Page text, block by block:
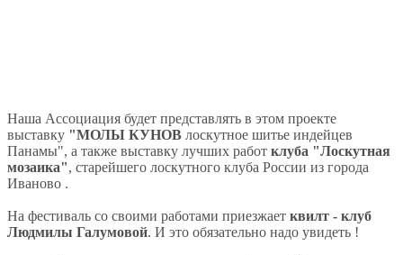
Наша Ассоциация будет представлять в этом проекте
выставку "МОЛЫ КУНОВ лоскутное шитье индейцев
Панамы", а также выставку лучших работ клуба "Лоскутная
мозаика", старейшего лоскутного клуба России из города
Иваново .
На фестиваль со своими работами приезжает квилт - клуб
Людмилы Галумовой. И это обязательно надо увидеть !